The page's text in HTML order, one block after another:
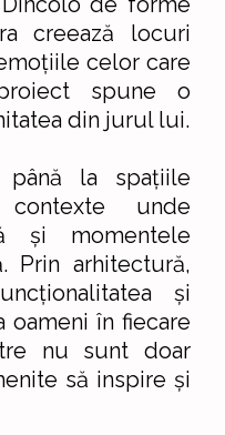
creează locuri
celor care
spune o
din jurul lui.
la spațiile
unde
și momentele
Prin arhitectură,
și
oameni în fiecare
nu sunt doar
să inspire și